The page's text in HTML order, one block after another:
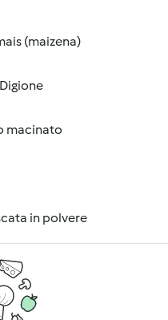
(maizena)
macinato
in polvere